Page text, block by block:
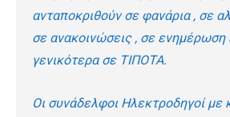
ανταποκριθούν σε φανάρια , σε
σε ανακοινώσεις , σε ενημέρωση
γενικότερα σε ΤΙΠΟΤΑ.
Οι συνάδελφοι Ηλεκτροδηγοί με